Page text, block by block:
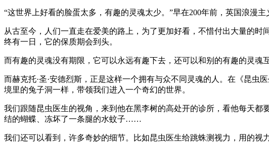
“这世界上好看的脸蛋太多，有趣的灵魂太少。”早在200年前，英国浪漫
从古至今，人们一直走在爱美的路上，为了更加好看，不惜付出大量的
终有一日，它的保质期会到头。
而有趣的灵魂没有期限，它可以永远有趣下去，还可以和别的有趣的灵魂
而赫克托·圣·安德烈斯，正是这样一个拥有与众不同灵魂的人。在《昆
境里的兔子洞一样，带领我们进入一个奇幻的世界。
我们跟随昆虫医生的视角，来到他在黑李树的高处开的诊所，看他每天
结的蝴蝶、冻坏了一条腿的水蚊子……
我们还可以看到，许多奇妙的细节。比如昆虫医生给跳蛛测视力，用的